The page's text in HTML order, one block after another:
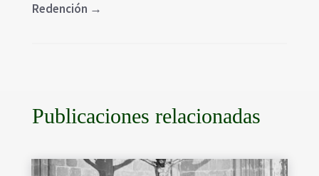
Redención →
Publicaciones relacionadas